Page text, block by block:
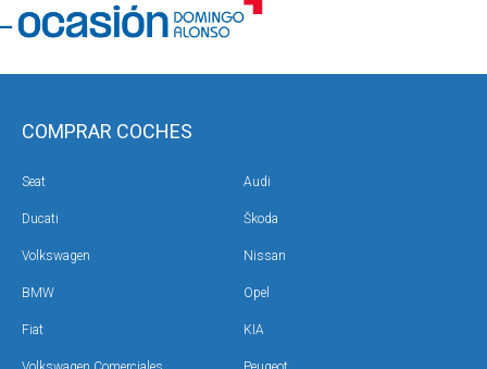
COMPRAR COCHES
Seat Audi
Ducati Škoda
Volkswagen Nissan
BMW Opel
Fiat KIA